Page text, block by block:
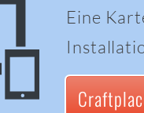
Eine